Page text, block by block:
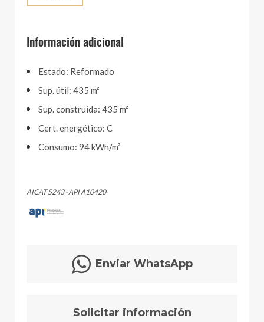
Información adicional
Estado: Reformado
Sup. útil: 435 m²
Sup. construida: 435 m²
Cert. energético: C
Consumo: 94 kWh/m²
AICAT 5243 · API A10420
Enviar WhatsApp
Solicitar información